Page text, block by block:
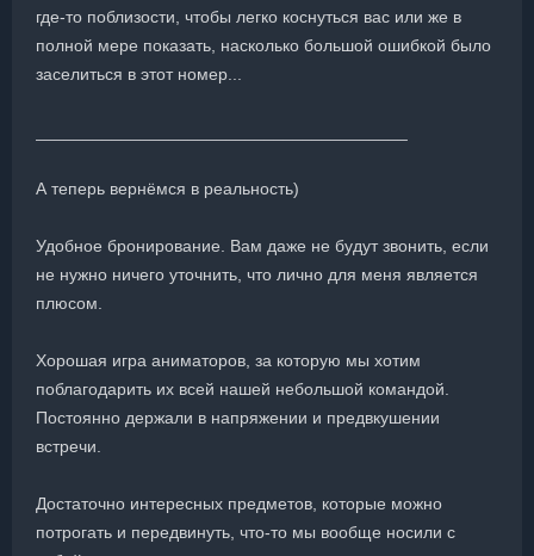
где-то поблизости, чтобы легко коснуться вас или же в
полной мере показать, насколько большой ошибкой было
заселиться в этот номер...
А теперь вернёмся в реальность)
Удобное бронирование. Вам даже не будут звонить, если
не нужно ничего уточнить, что лично для меня является
плюсом.
Хорошая игра аниматоров, за которую мы хотим
поблагодарить их всей нашей небольшой командой.
Постоянно держали в напряжении и предвкушении
встречи.
Достаточно интересных предметов, которые можно
потрогать и передвинуть, что-то мы вообще носили с